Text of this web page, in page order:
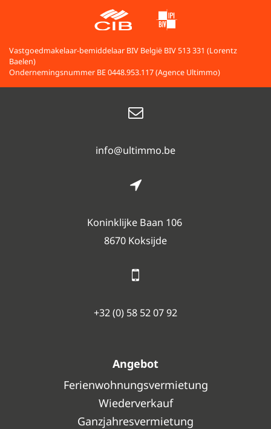
Vastgoedmakelaar-bemiddelaar BIV België BIV 513 331 (Lorentz
Baelen)
Ondernemingsnummer BE 0448.953.117 (Agence Ultimmo)
info@ultimmo.be
Koninklijke Baan 106
8670 Koksijde
+32 (0) 58 52 07 92
Angebot
Ferienwohnungsvermietung
Wiederverkauf
Ganzjahresvermietung